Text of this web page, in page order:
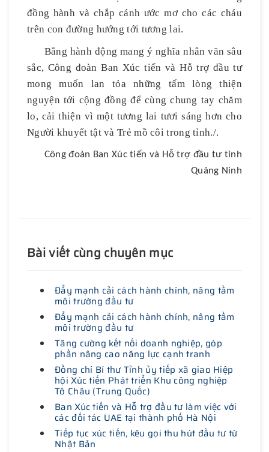
đồng hành và chắp cánh ước mơ cho các cháu
trên con đường hướng tới tương lai.
Bằng hành động mang ý nghĩa nhân văn sâu
sắc, Công đoàn Ban Xúc tiến và Hỗ trợ đầu tư
mong muốn lan tỏa những tấm lòng thiện
nguyện tới cộng đồng để cùng chung tay chăm
lo, cải thiện vì một tương lai tươi sáng hơn cho
Người khuyết tật và Trẻ mồ côi trong tỉnh./.
Công đoàn Ban Xúc tiến và Hỗ trợ đầu tư tỉnh
Quảng Ninh
Bài viết cùng chuyên mục
Đẩy mạnh cải cách hành chính, nâng tầm
môi trường đầu tư
Đẩy mạnh cải cách hành chính, nâng tầm
môi trường đầu tư
Tăng cường kết nối doanh nghiệp, góp
phần nâng cao năng lực cạnh tranh
Đồng chí Bí thư Tỉnh ủy tiếp xã giao Hiệp
hội Xúc tiến Phát triển Khu công nghiệp
Tô Châu (Trung Quốc)
Ban Xúc tiến và Hỗ trợ đầu tư làm việc với
các đối tác UAE tại thành phố Hà Nội
Tiếp tục xúc tiến, kêu gọi thu hút đầu tư từ
Nhật Bản